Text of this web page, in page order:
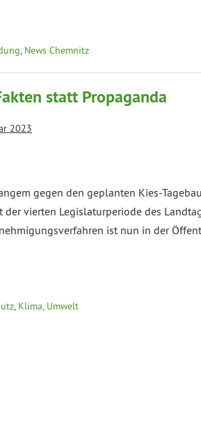
, News Chemnitz
statt Propaganda
2023
gegen den geplanten Kies-
vierten Legislaturperiode des
ist nun in der
, Klima, Umwelt